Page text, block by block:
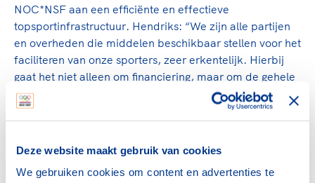
Deze website maakt gebruik van cookies
We gebruiken cookies om content en advertenties te
NOC*NSF aan een efficiënte en effectieve
topsportinfrastructuur. Hendriks: “We zijn alle partijen
en overheden die middelen beschikbaar stellen voor het
faciliteren van onze sporters, zeer erkentelijk. Hierbij
gaat het niet alleen om financiering, maar om de gehele
inzet van middelen en diensten die topsport
talentontwikkeling mogelijk maakt.”
Onmisbare schakel
Onder de naam Centrum voor Topsport en Onderwijs,